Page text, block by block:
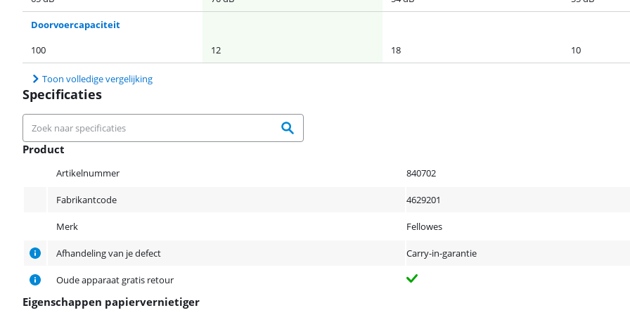
Doorvoercapaciteit
100
12 18 10
Toon volledige vergelijking
Specificaties
Product
Artikelnummer 840702
Fabrikantcode 4629201
Merk Fellowes
Afhandeling van je defect Carry-in-garantie
Oude apparaat gratis retour
Eigenschappen papiervernietiger